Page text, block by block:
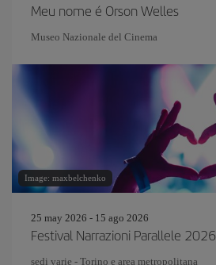
Meu nome é Orson Welles
Museo Nazionale del Cinema
Image: maxbelchenko
25 may 2026 - 15 ago 2026
Festival Narrazioni Parallele 2026
sedi varie - Torino e area metropolitana